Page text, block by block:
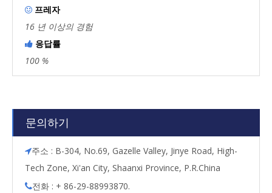
 프레자
16 년 이상의 경험
 응답률
100 %
문의하기
주소 : B-304, No.69, Gazelle Valley, Jinye Road, High-
Tech Zone, Xi'an City, Shaanxi Province, P.R.China
전화 : + 86-29-88993870.